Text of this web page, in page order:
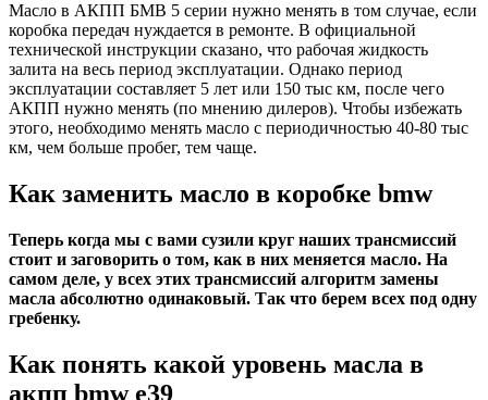
Масло в АКПП БМВ 5 серии нужно менять в том случае, если
коробка передач нуждается в ремонте. В официальной
технической инструкции сказано, что рабочая жидкость
залита на весь период эксплуатации. Однако период
эксплуатации составляет 5 лет или 150 тыс км, после чего
АКПП нужно менять (по мнению дилеров). Чтобы избежать
этого, необходимо менять масло с периодичностью 40-80 тыс
км, чем больше пробег, тем чаще.
Как заменить масло в коробке bmw
Теперь когда мы с вами сузили круг наших трансмиссий
стоит и заговорить о том, как в них меняется масло. На
самом деле, у всех этих трансмиссий алгоритм замены
масла абсолютно одинаковый. Так что берем всех под одну
гребенку.
Как понять какой уровень масла в
акпп bmw e39